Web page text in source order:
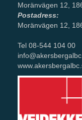
Moränvägen 12,
Postadress:
Moränvägen 12,
Tel 08-544 104 00